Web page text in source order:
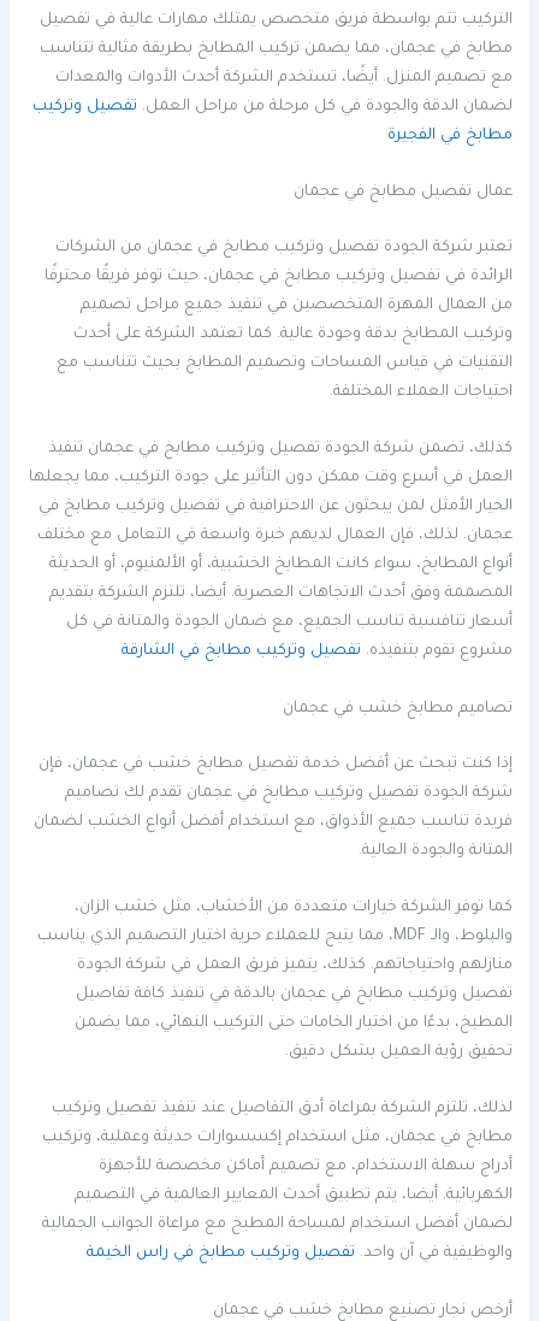
التركيب تتم بواسطة فريق متخصص يمتلك مهارات عالية في تفصيل
مطابخ في عجمان، مما يضمن تركيب المطابخ بطريقة مثالية تتناسب
مع تصميم المنزل. أيضًا، تستخدم الشركة أحدث الأدوات والمعدات
لضمان الدقة والجودة في كل مرحلة من مراحل العمل. تفصيل وتركيب
مطابخ في الفجيرة
عمال تفصيل مطابخ في عجمان
تعتبر شركة الجودة تفصيل وتركيب مطابخ في عجمان من الشركات
الرائدة في تفصيل وتركيب مطابخ في عجمان، حيث توفر فريقًا محترفًا
من العمال المهرة المتخصصين في تنفيذ جميع مراحل تصميم
وتركيب المطابخ بدقة وجودة عالية. كما تعتمد الشركة على أحدث
التقنيات في قياس المساحات وتصميم المطابخ بحيث تتناسب مع
احتياجات العملاء المختلفة.
كذلك، تضمن شركة الجودة تفصيل وتركيب مطابخ في عجمان تنفيذ
العمل في أسرع وقت ممكن دون التأثير على جودة التركيب، مما يجعلها
الخيار الأمثل لمن يبحثون عن الاحترافية في تفصيل وتركيب مطابخ في
عجمان. لذلك، فإن العمال لديهم خبرة واسعة في التعامل مع مختلف
أنواع المطابخ، سواء كانت المطابخ الخشبية، أو الألمنيوم، أو الحديثة
المصممة وفق أحدث الاتجاهات العصرية. أيضا، تلتزم الشركة بتقديم
أسعار تنافسية تناسب الجميع، مع ضمان الجودة والمتانة في كل
مشروع تقوم بتنفيذه. تفصيل وتركيب مطابخ في الشارقة
تصاميم مطابخ خشب في عجمان
إذا كنت تبحث عن أفضل خدمة تفصيل مطابخ خشب في عجمان، فإن
شركة الجودة تفصيل وتركيب مطابخ في عجمان تقدم لك تصاميم
فريدة تناسب جميع الأذواق، مع استخدام أفضل أنواع الخشب لضمان
المتانة والجودة العالية.
كما توفر الشركة خيارات متعددة من الأخشاب، مثل خشب الزان،
والبلوط، والـ MDF، مما يتيح للعملاء حرية اختيار التصميم الذي يناسب
منازلهم واحتياجاتهم. كذلك، يتميز فريق العمل في شركة الجودة
تفصيل وتركيب مطابخ في عجمان بالدقة في تنفيذ كافة تفاصيل
المطبخ، بدءًا من اختيار الخامات حتى التركيب النهائي، مما يضمن
تحقيق رؤية العميل بشكل دقيق.
لذلك، تلتزم الشركة بمراعاة أدق التفاصيل عند تنفيذ تفصيل وتركيب
مطابخ في عجمان، مثل استخدام إكسسوارات حديثة وعملية، وتركيب
أدراج سهلة الاستخدام، مع تصميم أماكن مخصصة للأجهزة
الكهربائية. أيضا، يتم تطبيق أحدث المعايير العالمية في التصميم
لضمان أفضل استخدام لمساحة المطبخ مع مراعاة الجوانب الجمالية
والوظيفية في آن واحد. تفصيل وتركيب مطابخ في راس الخيمة
أرخص نجار تصنيع مطابخ خشب في عجمان